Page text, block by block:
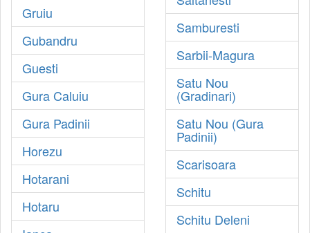
Gruiu
Gubandru
Guesti
Gura Caluiu
Gura Padinii
Horezu
Hotarani
Hotaru
Samburesti
Sarbii-Magura
Satu Nou
(Gradinari)
Satu Nou (Gura
Padinii)
Scarisoara
Schitu
Schitu Deleni